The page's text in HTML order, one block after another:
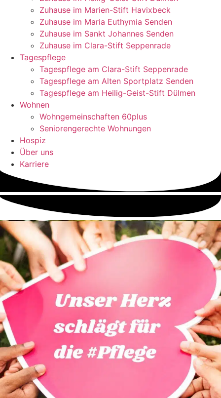
Zuhause im Marien-Stift Havixbeck
Zuhause im Maria Euthymia Senden
Zuhause im Sankt Johannes Senden
Zuhause im Clara-Stift Seppenrade
Tagespflege
Tagespflege am Clara-Stift Seppenrade
Tagespflege am Alten Sportplatz Senden
Tagespflege am Heilig-Geist-Stift Dülmen
Wohnen
Wohngemeinschaften 60plus
Seniorengerechte Wohnungen
Hospiz
Über uns
Karriere